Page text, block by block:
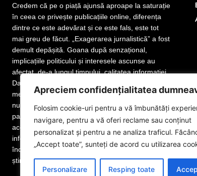
Apreciem confidențialitatea
Folosim cookie-uri pentru a vă îmbunătăți
navigare, pentru a vă oferi reclame sau conținut
personalizat și pentru a ne analiza traficul.
„Accept toate”, sunteți de acord cu utilizarea
Personalizare Resping toate
Credem că pe o piață ajunsă aproape la saturație
în ceea ce privește publicațiile online, diferența
dintre ce este adevărat și ce este fals, este tot
mai greu de făcut. „Exagerarea jurnalistică” a fost
demult depășită. Goana după senzațional,
implicațiile politicului și interesele ascunse au
afectat, de-a lungul timpului, calitatea informației.
Dar nu este totul pierdut! Mai sunt publicații care
merită atenția cititorului. Mai sunt jurnaliști care
nu și-au uitat menirea. Mai sunt redactori
pasionați de meseria lor, iar noi facem parte din
această categorie. www.eGorj.ro vă aduce
informații din județul dumneavoastră! Suntem la
început de drum, dar suntem pregătiți să dăm
știrea exactă. Citiți și vă veți convinge!